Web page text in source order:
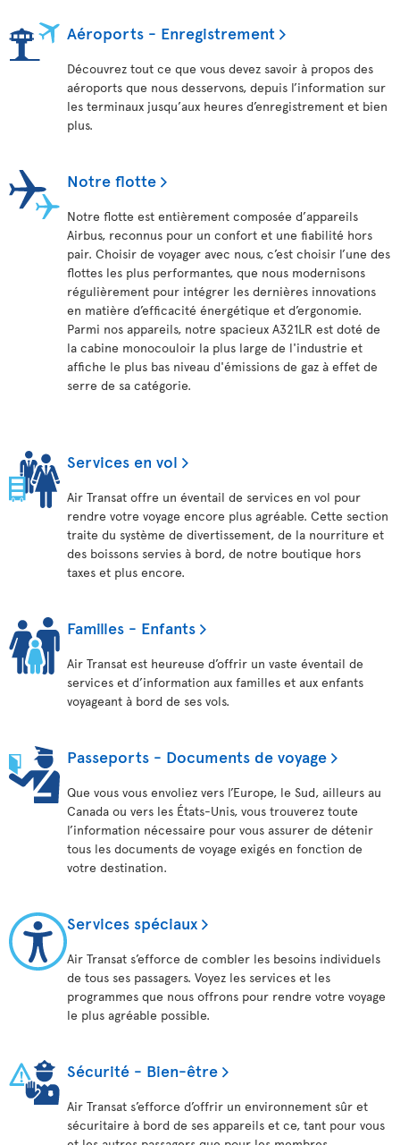
Aéroports - Enregistrement
Découvrez tout ce que vous devez savoir à propos des
aéroports que nous desservons, depuis l’information sur
les terminaux jusqu’aux heures d’enregistrement et bien
plus.
Notre flotte
Notre flotte est entièrement composée d’appareils
Airbus, reconnus pour un confort et une fiabilité hors
pair. Choisir de voyager avec nous, c’est choisir l’une des
flottes les plus performantes, que nous modernisons
régulièrement pour intégrer les dernières innovations
en matière d’efficacité énergétique et d’ergonomie.
Parmi nos appareils, notre spacieux A321LR est doté de
la cabine monocouloir la plus large de l'industrie et
affiche le plus bas niveau d'émissions de gaz à effet de
serre de sa catégorie.
Services en vol
Air Transat offre un éventail de services en vol pour
rendre votre voyage encore plus agréable. Cette section
traite du système de divertissement, de la nourriture et
des boissons servies à bord, de notre boutique hors
taxes et plus encore.
Familles - Enfants
Air Transat est heureuse d’offrir un vaste éventail de
services et d’information aux familles et aux enfants
voyageant à bord de ses vols.
Passeports - Documents de voyage
Que vous vous envoliez vers l’Europe, le Sud, ailleurs au
Canada ou vers les États-Unis, vous trouverez toute
l’information nécessaire pour vous assurer de détenir
tous les documents de voyage exigés en fonction de
votre destination.
Services spéciaux
Air Transat s’efforce de combler les besoins individuels
de tous ses passagers. Voyez les services et les
programmes que nous offrons pour rendre votre voyage
le plus agréable possible.
Sécurité - Bien-être
Air Transat s’efforce d’offrir un environnement sûr et
sécuritaire à bord de ses appareils et ce, tant pour vous